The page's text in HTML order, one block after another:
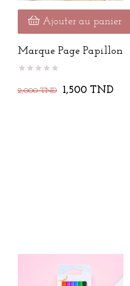
Ajouter au panier
Marque Page Papillon
2,000 TND 1,500 TND